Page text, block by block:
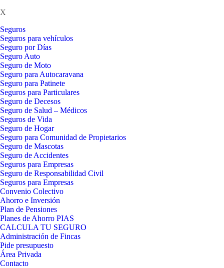
X
Seguros
Seguros para vehículos
Seguro por Días
Seguro Auto
Seguro de Moto
Seguro para Autocaravana
Seguro para Patinete
Seguros para Particulares
Seguro de Decesos
Seguro de Salud – Médicos
Seguros de Vida
Seguro de Hogar
Seguro para Comunidad de Propietarios
Seguro de Mascotas
Seguro de Accidentes
Seguros para Empresas
Seguro de Responsabilidad Civil
Seguros para Empresas
Convenio Colectivo
Ahorro e Inversión
Plan de Pensiones
Planes de Ahorro PIAS
CALCULA TU SEGURO
Administración de Fincas
Pide presupuesto
Área Privada
Contacto